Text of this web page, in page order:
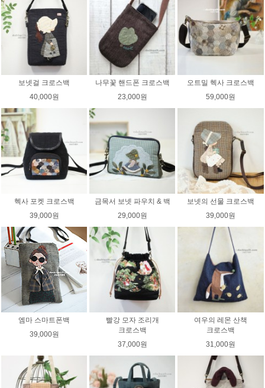
보넷걸 크로스백
40,000원
나무꽃 핸드폰 크로스백
23,000원
오트밀 헥사 크로스백
59,000원
헥사 포켓 크로스백
39,000원
금목서 보넷 파우치 & 백
29,000원
보넷의 선물 크로스백
39,000원
엠마 스마트폰백
39,000원
빨강 모자 조리개
크로스백
37,000원
여우의 레몬 산책
크로스백
31,000원